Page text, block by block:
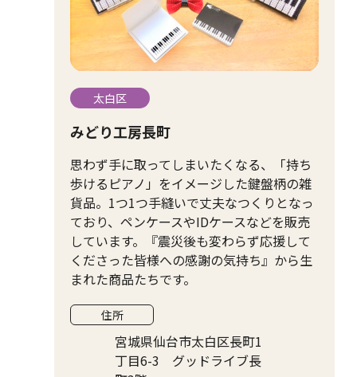
太白区
みどり工房長町
思わず手に取ってしまいたくなる、「持ち
歩けるピアノ」をイメージした鍵盤柄の雑
貨品。1つ1つ手縫いで丈夫なつくりとなっ
ており、ペンケースやIDケースなどを販売
しています。『震災後も変わらず応援して
くださった皆様への感謝の気持ち』から生
まれた商品たちです。
住所
宮城県仙台市太白区長町1
丁目6-3 グッドライブ長